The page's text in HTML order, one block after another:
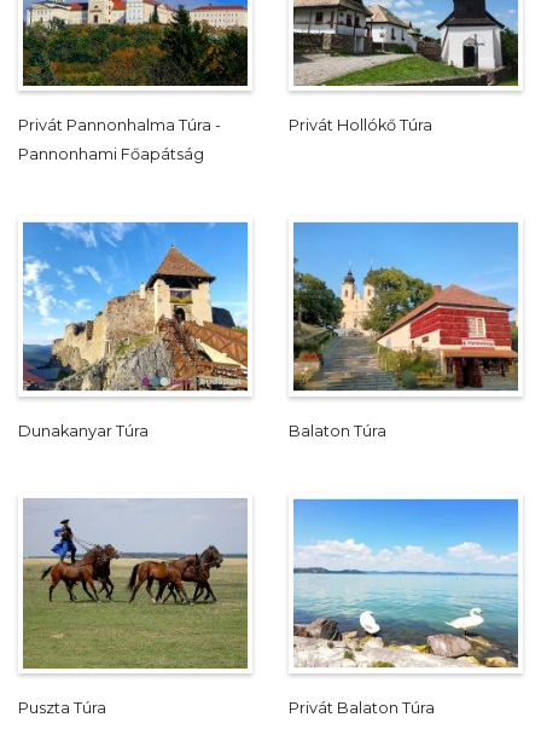
Privát Pannonhalma Túra -
Pannonhami Főapátság
Privát Hollókő Túra
Dunakanyar Túra Balaton Túra
Puszta Túra Privát Balaton Túra